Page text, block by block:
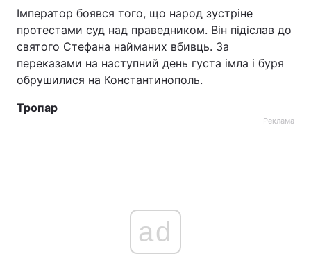
Тема оформлення
Імператор боявся того, що народ зустріне
протестами суд над праведником. Він підіслав до
святого Стефана найманих вбивць. За
переказами на наступний день густа імла і буря
обрушилися на Константинополь.
Тропар
Реклама
ad